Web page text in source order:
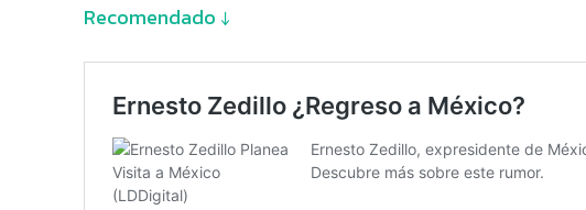
Recomendado ↓